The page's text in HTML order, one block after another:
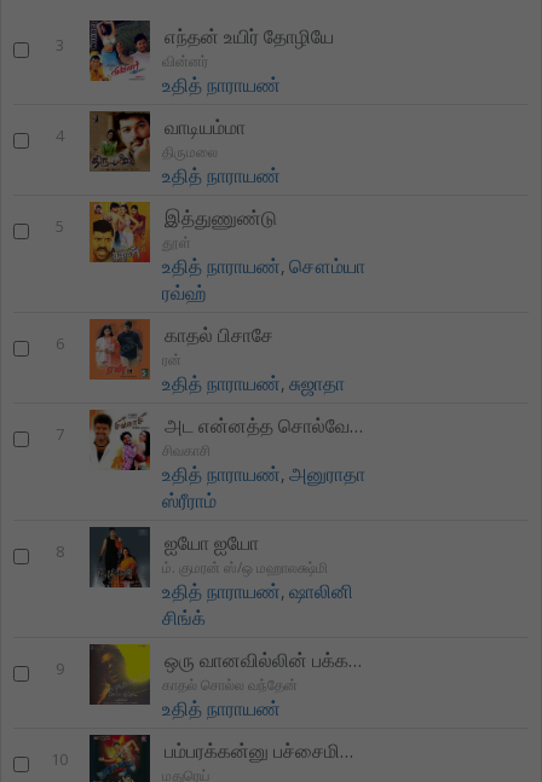
3 எந்தன் உயிர் தோழியே
வின்னர்
உதித் நாராயண்
4 வாடியம்மா
திருமலை
உதித் நாராயண்
5 இத்துணுண்டு
தூள்
உதித் நாராயண்,சௌம்யா
ரவ்ஹ்
6 காதல் பிசாசே
ரன்
உதித் நாராயண்,சுஜாதா
7 அட என்னத்த சொல்வேனுங்கோ
சிவகாசி
உதித் நாராயண்,அனுராதா
ஸ்ரீராம்
8 ஐயோ ஐயோ
ம். குமரன் ஸ்/ஒ மஹாலக்ஷ்மி
உதித் நாராயண்,ஷாலினி
சிங்க்
9 ஒரு வானவில்லின் பக்கத்திலே
காதல் சொல்ல வந்தேன்
உதித் நாராயண்
10 பம்பரக்கன்னு பச்சைமிளகா
மதுரெய்